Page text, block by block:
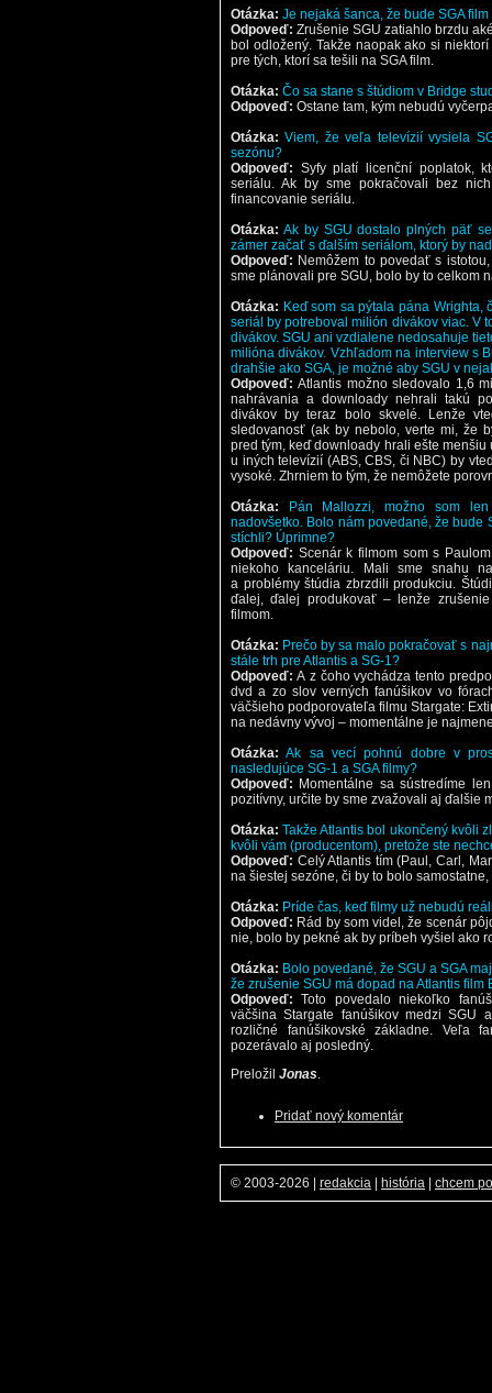
Otázka: Je nejaká šanca, že bude SGA
Odpoveď: Zrušenie SGU zatiahlo brzdu
bol odložený. Takže naopak ako si
pre tých, ktorí sa tešili na SGA film.
Otázka: Čo sa stane s štúdiom v Bridge
Odpoveď: Ostane tam, kým nebudú
Otázka: Viem, že veľa televízií vysiela
sezónu?
Odpoveď: Syfy platí licenční poplatok,
seriálu. Ak by sme pokračovali bez
financovanie seriálu.
Otázka: Ak by SGU dostalo plných päť
zámer začať s ďalším seriálom, ktorý by
Odpoveď: Nemôžem to povedať s
sme plánovali pre SGU, bolo by to celkom
Otázka: Keď som sa pýtala pána
seriál by potreboval milión divákov viac. V
divákov. SGU ani vzdialene nedosahuje
milióna divákov. Vzhľadom na interview s
drahšie ako SGA, je možné aby SGU v
Odpoveď:Atlantis možno sledovalo 1,6
nahrávania a downloady nehrali takú
divákov by teraz bolo skvelé. Lenže
sledovanosť (ak by nebolo, verte mi, že
pred tým, keď downloady hrali ešte
u iných televízií (ABS, CBS, či NBC) by
vysoké. Zhrniem to tým, že nemôžete
Otázka:
Pán Mallozzi, možno som
nadovšetko. Bolo nám povedané, že bude
stíchli? Úprimne?
Odpoveď: Scenár k filmom som s
niekoho kanceláriu. Mali sme snahu
a problémy štúdia zbrzdili produkciu.
ďalej, ďalej produkovať – lenže
filmom.
Otázka: Prečo by sa malo pokračovať s
stále trh pre Atlantis a SG-1?
Odpoveď: A z čoho vychádza tento
dvd a zo slov verných fanúšikov vo
väčšieho podporovateľa filmu Stargate:
na nedávny vývoj – momentálne je
Otázka: Ak sa vecí pohnú dobre v
nasledujúce SG-1 a SGA filmy?
Odpoveď: Momentálne sa sústredíme
pozitívny, určite by sme zvažovali aj ďalšie
Otázka:Takže Atlantis bol ukončený kvôli
kvôli vám (producentom), pretože ste
Odpoveď: Celý Atlantis tím (Paul, Carl,
na šiestej sezóne, či by to bolo
Otázka: Príde čas, keď filmy už nebudú
Odpoveď: Rád by som videl, že scenár
nie, bolo by pekné ak by príbeh vyšiel ako
Otázka: Bolo povedané, že SGU a SGA
že zrušenie SGU má dopad na Atlantis film
Odpoveď: Toto povedalo niekoľko
väčšina Stargate fanúšikov medzi SGU
rozličné fanúšikovské základne. Veľa
pozerávalo aj posledný.
Preložil Jonas.
Pridať nový komentár
© 2003-2026 redakcia história chcem